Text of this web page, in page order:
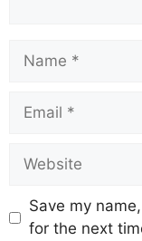
Save my
for the next